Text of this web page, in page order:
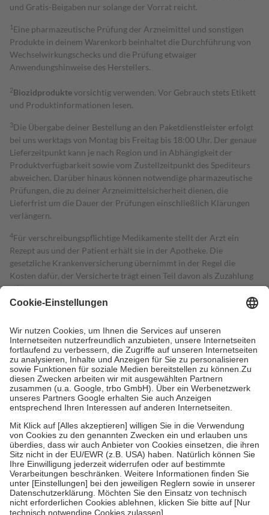
und Gratis-Beigaben nur solange der Vorrat reicht.
1 Eine pharmazeutische Prüfung der Arzneimittel und sonstigen
Produkte in deinem Warenkorb beinhaltet die Durchführung von
Wechselwirkungschecks und die Prüfung etwaiger
Anwendungshinweise des Herstellers.
2Biozidproduktevorsichtig verwenden. Vor Gebrauch stets Etikett
und Produktinformationen lesen.
3Die Übergabe deiner Bestellung an den Paketdienstleister erfolgt
bei uns werktags von Montag bis Freitag bis 18:00 Uhr. Der genaue
Lieferzeitpunkt kann je nach Region und in Abhängigkeit der
Produktverfügbarkeit sowie vom Zustellzeitpunkt des Spediteurs
abweichen. Darüber hinaus können notwendige pharmazeutische
Prüfungen, die zu deiner Arzneimittelsicherheit dienen, die
Lieferfrist um die Dauer der Prüfungen einschließlich Klärungen
verlängern.
4Für verschreibungspflichtige Medikamente stellt der Arzt ein
Rezept aus und der Patient erhält sie in der Apotheke. Die
gesetzliche Krankenversicherung übernimmt in der Regel die
Kosten dafür, der Versicherte trägt einen Teil davon als Zuzahlung
mit.
Grundsätzlich leisten Mitglieder Zuzahlungen in Höhe von zehn
höchstens zehn Euro.
Es sind jedoch nie mehr als die tatsächlichen
Kosten der Leistung zu entrichten.
Diese Regeln gelten grundsätzlich auch für Online-Apotheken.
Bei Heilmitteln und häuslicher Krankenpflege beträgt die
Zuzahlung zehn Prozent der Kosten sowie zehn Euro je
Verordnung.
Um das Engagement der Versicherten für ihre eigene Gesundheit zu
stärken und die besondere Stellung der Familie zu unterstützen,
fallenkeine Zuzahlungenan bei:
• Kindern und Jugendlichen bis zum vollendeten 18. Lebensjahr
mit Ausnahme der Fahrkosten
• Untersuchungen zur Vorsorge und Früherkennung, die von der
GKV getragen werden
• empfohlenen Schutzimpfungen
• Harn- und Blutteststreifen